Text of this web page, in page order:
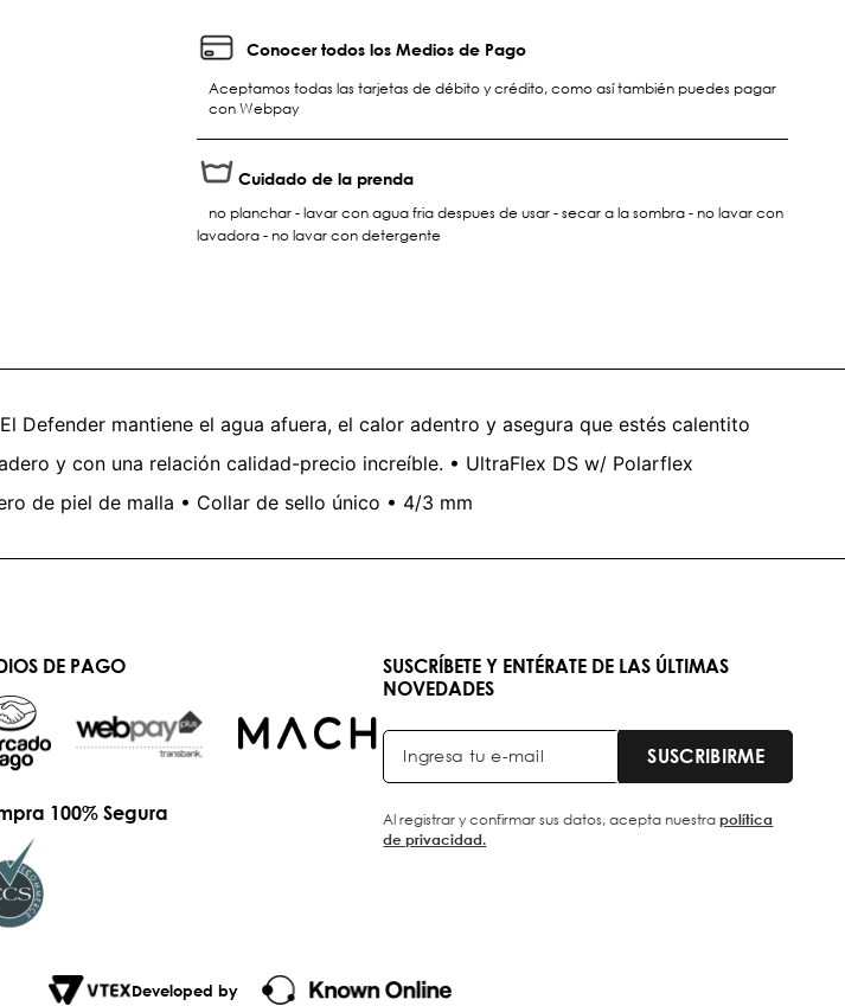
Conocer todos los Medios de Pago
Aceptamos todas las tarjetas de débito y crédito, como así también puedes pagar
con Webpay
Cuidado de la prenda
no planchar - lavar con agua fria despues de usar - secar a la sombra - no lavar con
lavadora - no lavar con detergente
Defender mantiene el agua afuera, el calor adentro y asegura que estés calentito
y con una relación calidad-precio increíble. • UltraFlex DS w/ Polarflex
de piel de malla • Collar de sello único • 4/3 mm
DE PAGO
100% Segura
SUSCRÍBETE Y ENTÉRATE DE LAS ÚLTIMAS
NOVEDADES
SUSCRIBIRME
Al registrar y confirmar sus datos, acepta nuestrapolítica
de privacidad.
Developed by